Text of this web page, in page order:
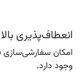
انعطاف‌پذیری بالا
امکان سفارشی‌سازی
وجود دارد.